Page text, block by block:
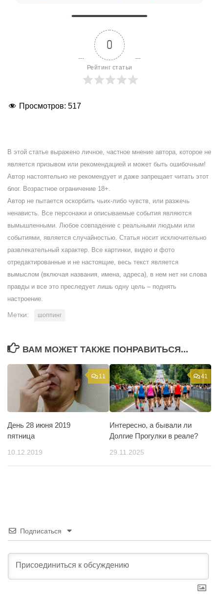
0
Рейтинг статьи
Просмотров: 517
В этой статье выражено личное, частное мнение автора, которое не
является призывом или рекомендацией и может быть ошибочным!
Автор настоятельно не рекомендует и даже запрещает читать этот
блог. Возрастное ограничение 18+.
Автор не пытается оскорбить чьих-либо чувств, или разжечь
ненависть. Все персонажи и описываемые события являются
вымышленными. Любое совпадение с реальными людьми или
событиями, является случайностью. Статья носит исключительно
развлекательный характер. Все картинки, видео и фото
отредактированные и не настоящие, весь текст является
вымыслом (включая названия, имена, адреса), в нем нет ни слова
правды и все это преследует лишь одну цель – поднять
настроение.
Метки: шоппинг
ВАМ МОЖЕТ ТАКЖЕ ПОНРАВИТЬСЯ...
11
День 28 июня 2019
пятница
10.12.2019
41
Интересно, а бывали ли
Долгие Прогулки в реале?
29.11.2025
Подписаться